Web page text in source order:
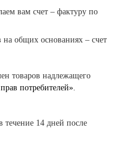
вам счет – фактуру по
общих основаниях – счет
товаров надлежащего
потребителей».
течение 14 дней после